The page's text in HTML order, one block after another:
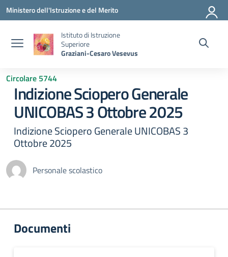
Vai ai contenuti
Vai al menu di navigazione
Vai al footer
Ministero dell'Istruzione e del Merito
Istituto di Istruzione
Superiore
Graziani-Cesaro Vesevus
Circolare 5744
Indizione Sciopero Generale
UNICOBAS 3 Ottobre 2025
Indizione Sciopero Generale UNICOBAS 3
Ottobre 2025
Personale scolastico
Documenti